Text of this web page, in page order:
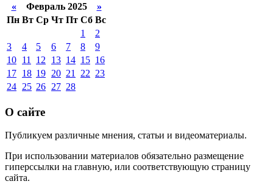
«Февраль 2025 »
Пн Вт Ср Чт Пт Сб Вс
1
2
3
4 5 6 7 8
9
10 11 12 13 14 15 16
17 18 19 20 21 22 23
24 25 26 27 28
О сайте
Публикуем различные мнения, статьи и видеоматериалы.
При использовании материалов обязательно размещение
гиперссылки на главную, или соответствующую страницу
сайта.